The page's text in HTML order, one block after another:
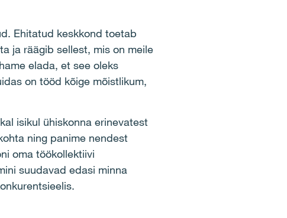
Ehitatud keskkond toetab
ja räägib sellest, mis on meile
elada, et see oleks
on tööd kõige mõistlikum,
isikul ühiskonna erinevatest
ning panime nendest
oma töökollektiivi
suudavad edasi minna